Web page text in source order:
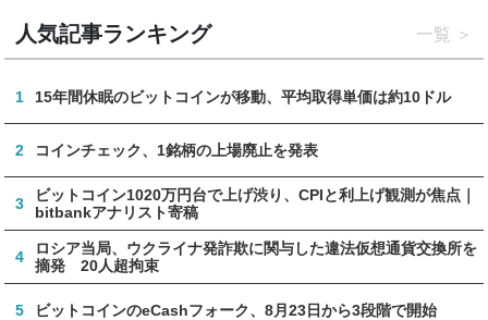
人気記事ランキング 一覧
1 15年間休眠のビットコインが移動、平均取得単価は約10ドル
2 コインチェック、1銘柄の上場廃止を発表
3
ビットコイン1020万円台で上げ渋り、CPIと利上げ観測が焦点｜
bitbankアナリスト寄稿
4
ロシア当局、ウクライナ発詐欺に関与した違法仮想通貨交換所を
摘発 20人超拘束
5 ビットコインのeCashフォーク、8月23日から3段階で開始